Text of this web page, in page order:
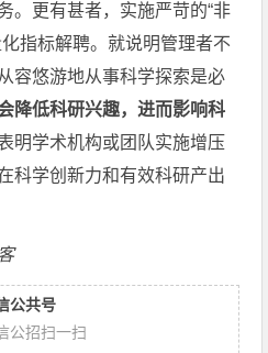
。更有甚者，实施严苛的“非
指标解聘。就说明管理者不
容悠游地从事科学探索是必
降低科研兴趣，进而影响科
明学术机构或团队实施增压
科学创新力和有效科研产出
公共号
公招扫一扫